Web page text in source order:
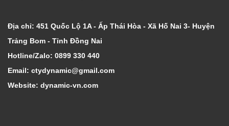
Địa chỉ: 451 Quốc Lộ 1A - Ấp Thái Hòa - Xã Hố Nai 3- Huyện
Trảng Bom - Tỉnh Đồng Nai
Hotline/Zalo: 0899 330 440
Email: ctydynamic@gmail.com
Website: dynamic-vn.com